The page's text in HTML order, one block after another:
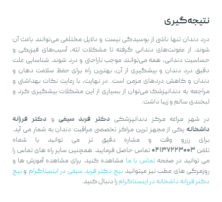
نتیجه‌گیری
درد دندان تنها ناشی از پوسیدگی نیست و دلایل مختلفی می‌توانند باعث آن
شوند. از عفونت‌های دندانی گرفته تا مشکلات لثه، آسیب‌های فیزیکی و
حساسیت دندانی، همه می‌توانند موجب ناراحتی و درد شوند. شناسایی علت
دقیق درد دندان و پیشگیری از آن، بهترین راه برای حفظ سلامت دهان و
دندان و کاهش دردهای مزمن است. در نهایت، با رعایت نکات بهداشتی و
مراجعه به دندانپزشک می‌توان از بسیاری از این مشکلات پیشگیری کرد و
لبخندی سالم و زیبا داشت.
در شهر مراغه مرکز دندانپزشکی دکتر فربد سیفی و دکتر فرزانه
داشخانه یکی از مجهز ترین مراکز تخصصی مراقبت دندان به شمار می آید.
برای رزرو وقت و مشاره دقیق تر می توانید با شماه
تلفن ۰۴۱۳۷۲۲۳۰۰۳تماس حاصل فرمایید. همچنین سایر راه های تماس را
می توانید در صفحهتماس با ما مشاهده کنید. برای مشاهده آموزش ها و
روزمرگی های مطب نیز میتوانید پیج دکتر فربد سیفی در اینستاگرام و پیج
دکتر فرزانه داشخانه در اینستاگرامرا دنبال کنید.